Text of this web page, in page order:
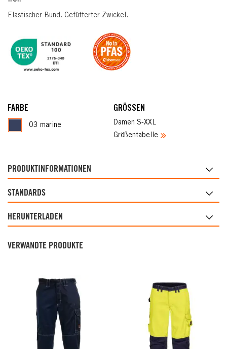
Elastischer Bund. Gefütterter Zwickel.
FARBE
03 marine
GRÖSSEN
Damen S-XXL
Größentabelle
PRODUKTINFORMATIONEN
STANDARDS
HERUNTERLADEN
VERWANDTE PRODUKTE